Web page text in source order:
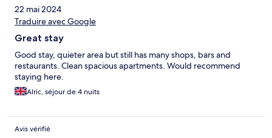
22 mai 2024
Traduire avec Google
Great stay
Good stay, quieter area but still has many shops, bars and
restaurants. Clean spacious apartments. Would recommend
staying here.
Alric, séjour de 4 nuits
Avis vérifié